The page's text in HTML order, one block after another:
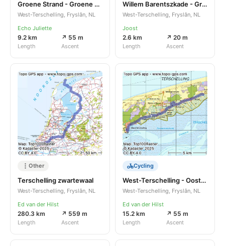
Groene Strand - Groene Strand 1
West-Terschelling, Fryslân, NL
Echo Juliette
9.2 km
Length
↗ 55 m
Ascent
Willem Barentszkade - Groene Strand
West-Terschelling, Fryslân, NL
Joost
2.6 km
Length
↗ 20 m
Ascent
Other
Terschelling zwartewaal
West-Terschelling, Fryslân, NL
Ed van der Hilst
280.3 km
Length
↗ 559 m
Ascent
Cycling
West-Terschelling - Oosterend
West-Terschelling, Fryslân, NL
Ed van der Hilst
15.2 km
Length
↗ 55 m
Ascent